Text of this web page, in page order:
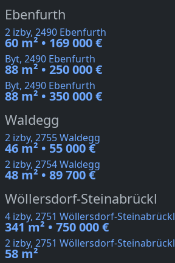
Ebenfurth
2 izby, 2490 Ebenfurth
60 m² • 169 000 €
Byt, 2490 Ebenfurth
88 m² • 250 000 €
Byt, 2490 Ebenfurth
88 m² • 350 000 €
Waldegg
2 izby, 2755 Waldegg
46 m² • 55 000 €
2 izby, 2754 Waldegg
48 m² • 89 700 €
Wöllersdorf-Steinabrückl
4 izby, 2751 Wöllersdorf-Steinabrückl
341 m² • 750 000 €
2 izby, 2751 Wöllersdorf-Steinabrückl
58 m²